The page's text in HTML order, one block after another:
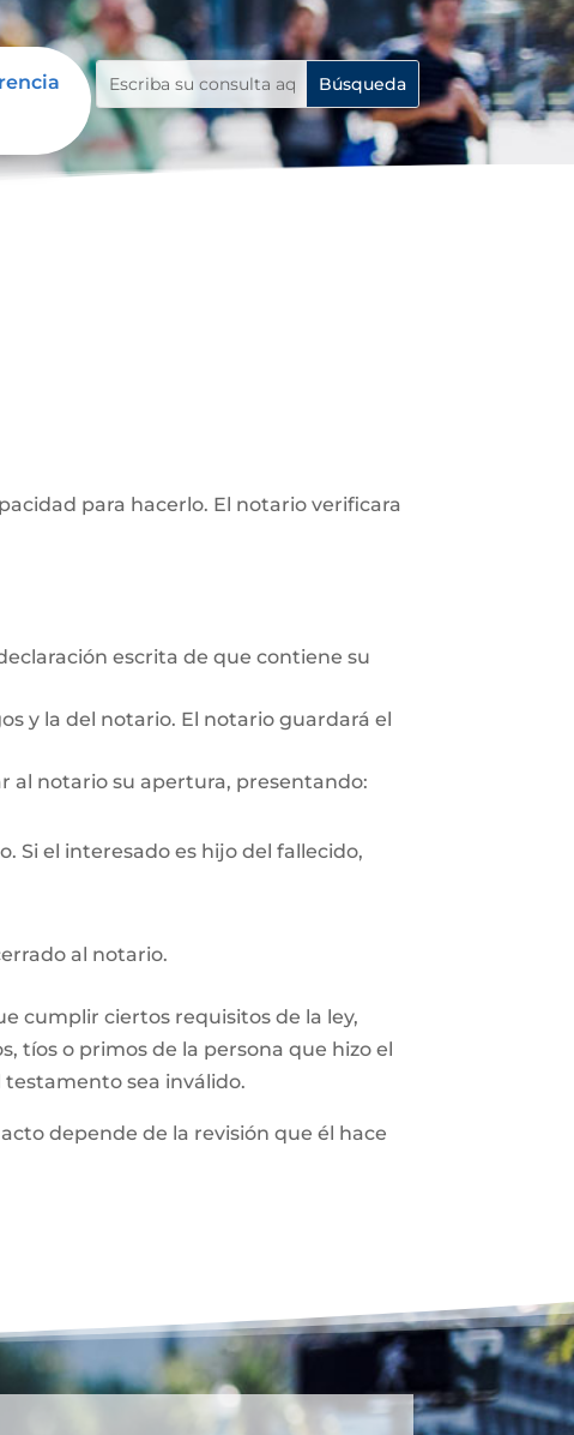
para hacerlo. El notario verificara
escrita de que contiene su
y la del notario. El notario guardará el
al notario su apertura, presentando:
Si el interesado es hijo del fallecido,
al notario.
cumplir ciertos requisitos de la ley,
tíos o primos de la persona que hizo el
sea inválido.
depende de la revisión que él hace